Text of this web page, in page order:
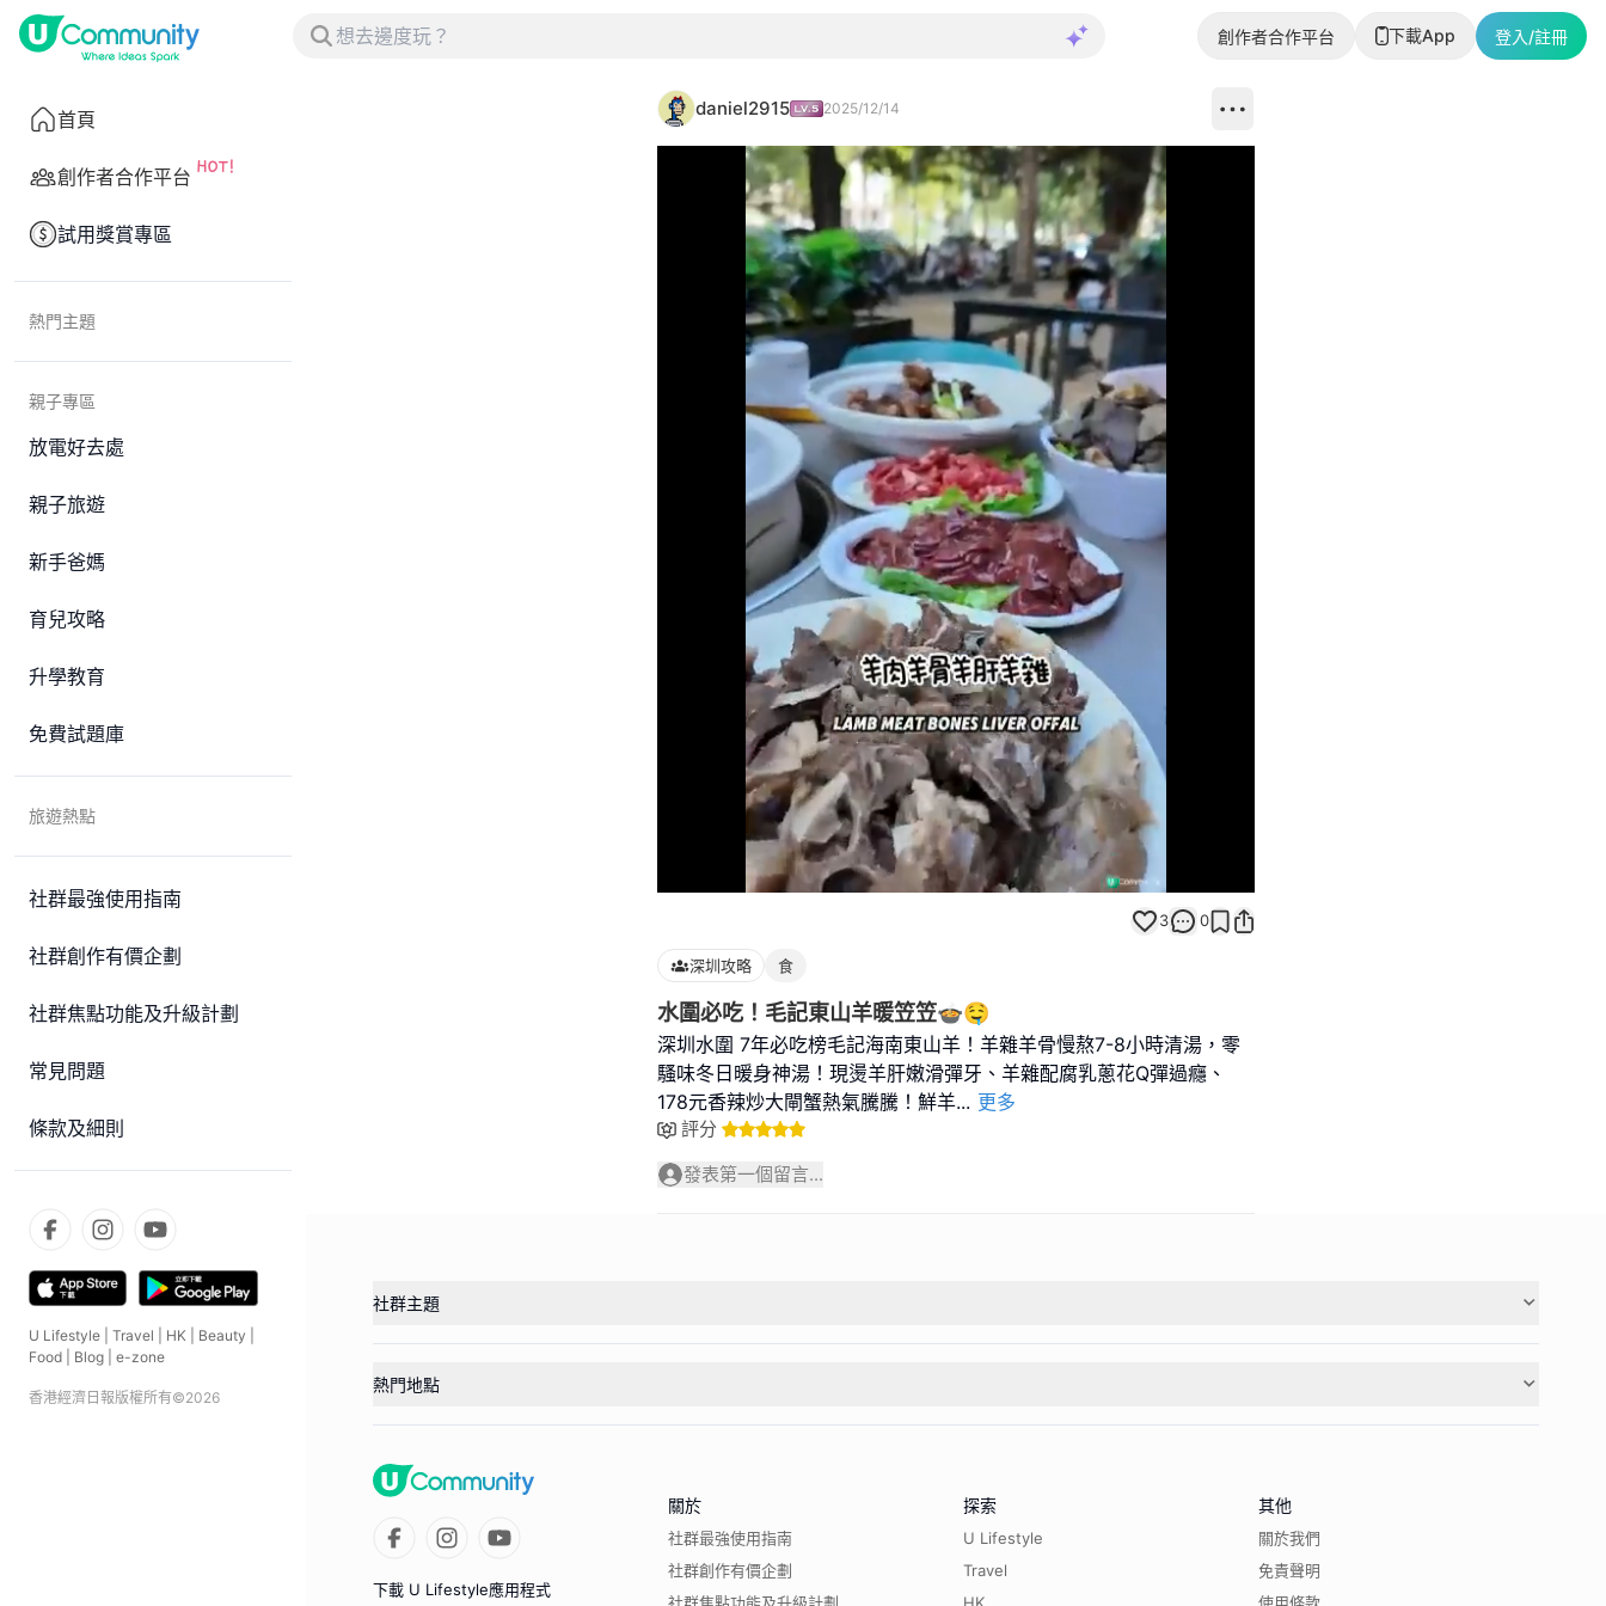
創作者合作平台 下載App 登入/註冊
首頁
創作者合作平台
試用獎賞專區
熱門主題
親子專區
放電好去處
親子旅遊
新手爸媽
育兒攻略
升學教育
免費試題庫
旅遊熱點
社群最強使用指南
社群創作有價企劃
社群焦點功能及升級計劃
常見問題
條款及細則
U Lifestyle Travel HK Beauty
Food
Blog e-zone
香港經濟日報版權所有©2026
daniel2915 2025/12/14
Loaded
68.97%
3 0
深圳攻略 食
水圍必吃！毛記東山羊暖笠笠🍲🤤
深圳水圍 7年必吃榜毛記海南東山羊！羊雜羊骨慢熬7-8小時清湯，零
騷味冬日暖身神湯！現燙羊肝嫩滑彈牙、羊雜配腐乳蔥花Q彈過癮、
178元香辣炒大閘蟹熱氣騰騰！鮮羊... 更多
評分
發表第一個留言...
社群主題
熱門地點
下載 U Lifestyle應用程式
關於
社群最強使用指南
社群創作有價企劃
社群焦點功能及升級計劃
探索
U Lifestyle
Travel
HK
其他
關於我們
免責聲明
使用條款